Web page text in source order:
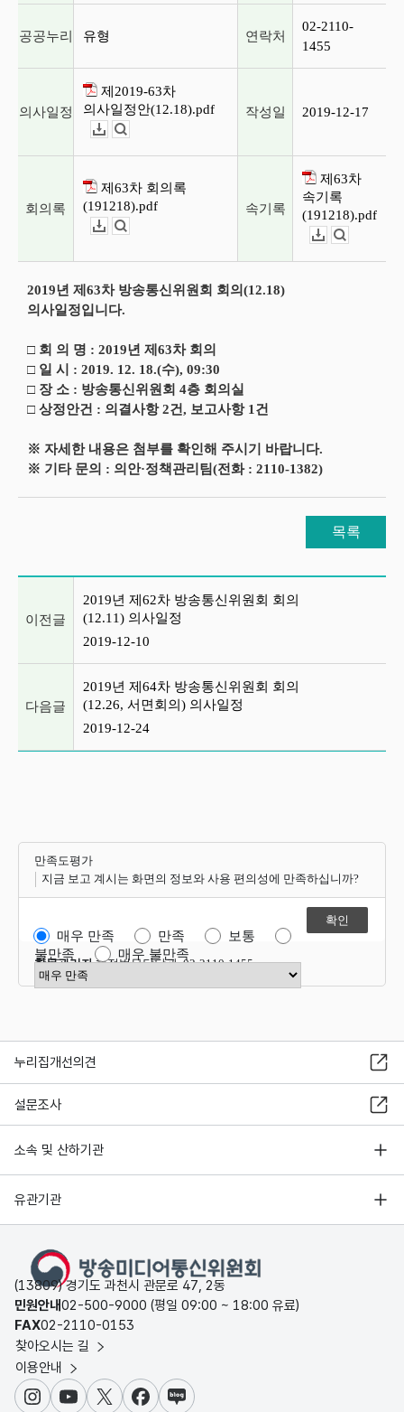
공공누리 유형 연락처
02-2110-
1455
의사일정
제2019-63차
의사일정안(12.18).pdf
작성일 2019-12-17
회의록
제63차 회의록
(191218).pdf
속기록
제63차
속기록
(191218).pdf
2019년 제63차 방송통신위원회 회의(12.18)
의사일정입니다.
□ 회 의 명 : 2019년 제63차 회의
□ 일 시 : 2019. 12. 18.(수), 09:30
□ 장 소 : 방송통신위원회 4층 회의실
□ 상정안건 : 의결사항 2건, 보고사항 1건
※ 자세한 내용은 첨부를 확인해 주시기 바랍니다.
※ 기타 문의 : 의안·정책관리팀(전화 : 2110-1382)
목록
이전글
2019년 제62차 방송통신위원회 회의
(12.11) 의사일정
2019-12-10
다음글
2019년 제64차 방송통신위원회 회의
(12.26, 서면회의) 의사일정
2019-12-24
만족도평가
지금 보고 계시는 화면의 정보와 사용 편의성에 만족하십니까?
매우 만족 만족
보통
불만족
매우 불만족
만족도 점수 선택
항목관리자행정법무담당관 02-2110-1455
누리집개선의견
설문조사
소속 및 산하기관
유관기관
(13809) 경기도 과천시 관문로 47, 2동
민원안내02-500-9000 (평일 09:00 ~ 18:00 유료)
FAX02-2110-0153
찾아오시는 길
이용안내
인스타그램
유튜브X 페이스북
블로그